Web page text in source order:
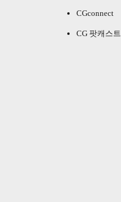
CGconnect
CG 팟캐스트